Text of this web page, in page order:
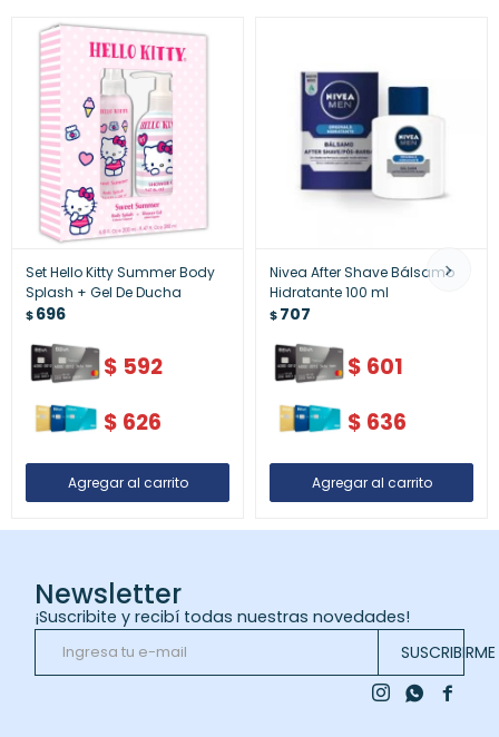
Set Hello Kitty Summer Body
Splash + Gel De Ducha
$696
$ 592
$ 626
Nivea After Shave Bálsamo
Hidratante 100 ml
$707
$ 601
$ 636
Newsletter
¡Suscribite y recibí todas nuestras novedades!
SUSCRIBIRME

 